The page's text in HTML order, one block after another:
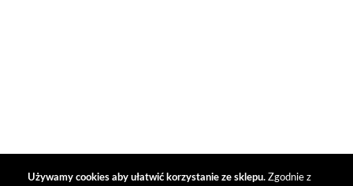
Używamy cookies aby ułatwić korzystanie ze sklepu. Zgodnie z